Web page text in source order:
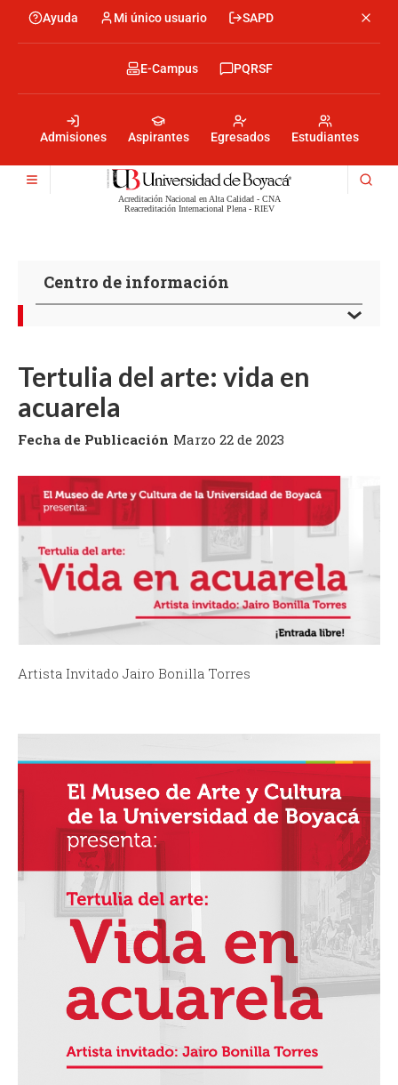
contenido
Menu
encabezado
Ayuda Mi único usuario SAPD
encabezado
Admisiones Aspirantes Egresados Estudiantes
Menu
encabezado
-
Derecha
E-Campus PQRSF
Menú
Acreditación Nacional en Alta Calidad - CNA
Reacreditación Internacional Plena - RIEV
Centro de información
Tertulia del arte: vida en
acuarela
Fecha de Publicación Marzo 22 de 2023
Artista Invitado Jairo Bonilla Torres